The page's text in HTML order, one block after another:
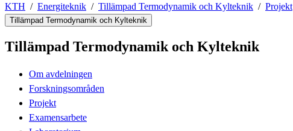
KTH Energiteknik Tillämpad Termodynamik och Kylteknik Projekt
Tillämpad Termodynamik och Kylteknik
Tillämpad Termodynamik och Kylteknik
Om avdelningen
Forskningsområden
Projekt
Examensarbete